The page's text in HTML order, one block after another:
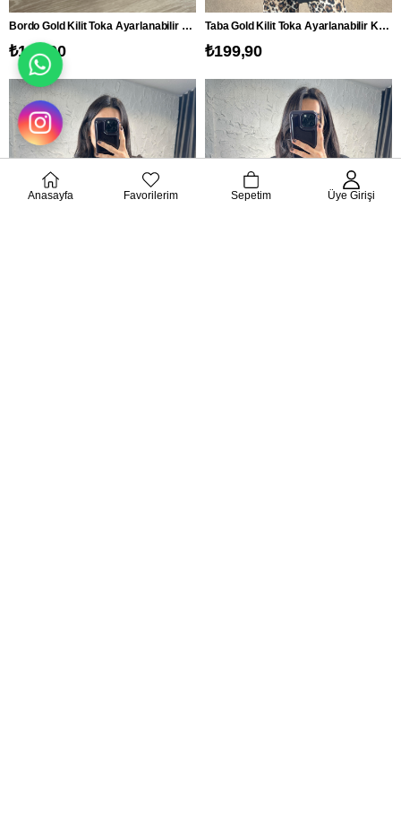
Bordo Gold Kilit Toka Ayarlanabilir Kemer
₺199,90
Taba Gold Kilit Toka Ayarlanabilir Kemer
₺199,90
Anasayfa Favorilerim Sepetim Üye Girişi